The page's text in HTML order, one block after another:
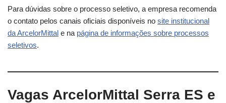
Para dúvidas sobre o processo seletivo, a empresa recomenda
o contato pelos canais oficiais disponíveis no site institucional
da ArcelorMittal e na página de informações sobre processos
seletivos.
Vagas ArcelorMittal Serra ES e